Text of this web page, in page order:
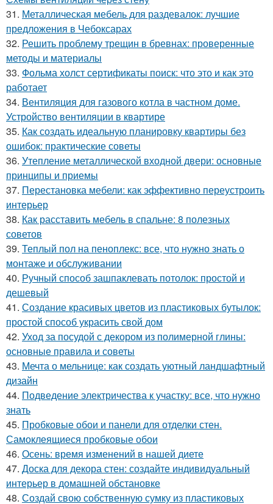
31. Металлическая мебель для раздевалок: лучшие
предложения в Чебоксарах
32. Решить проблему трещин в бревнах: проверенные
методы и материалы
33. Фольма холст сертификаты поиск: что это и как это
работает
34. Вентиляция для газового котла в частном доме.
Устройство вентиляции в квартире
35. Как создать идеальную планировку квартиры без
ошибок: практические советы
36. Утепление металлической входной двери: основные
принципы и приемы
37. Перестановка мебели: как эффективно переустроить
интерьер
38. Как расставить мебель в спальне: 8 полезных
советов
39. Теплый пол на пеноплекс: все, что нужно знать о
монтаже и обслуживании
40. Ручный способ зашпаклевать потолок: простой и
дешевый
41. Создание красивых цветов из пластиковых бутылок:
простой способ украсить свой дом
42. Уход за посудой с декором из полимерной глины:
основные правила и советы
43. Мечта о мельнице: как создать уютный ландшафтный
дизайн
44. Подведение электричества к участку: все, что нужно
знать
45. Пробковые обои и панели для отделки стен.
Самоклеящиеся пробковые обои
46. Осень: время изменений в нашей диете
47. Доска для декора стен: создайте индивидуальный
интерьер в домашней обстановке
48. Создай свою собственную сумку из пластиковых